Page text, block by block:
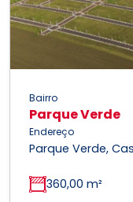
Bairro
Parque Verde
Endereço
Parque Verde,
360,00 m²